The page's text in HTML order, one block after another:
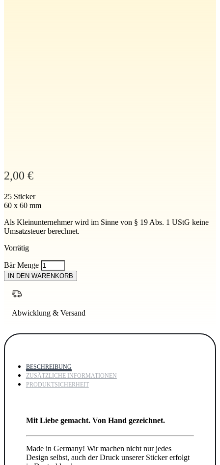
2,00 €
25 Sticker
60 x 60 mm
Als Kleinunternehmer wird im Sinne von § 19 Abs. 1 UStG keine
Umsatzsteuer berechnet.
Vorrätig
Bär Menge
IN DEN WARENKORB
Abwicklung & Versand
BESCHREIBUNG
ZUSÄTZLICHE INFORMATIONEN
PRODUKTSICHERHEIT
Mit Liebe gemacht. Von Hand gezeichnet.
Made in Germany! Wir machen nicht nur jedes
Design selbst, auch der Druck unserer Sticker erfolgt